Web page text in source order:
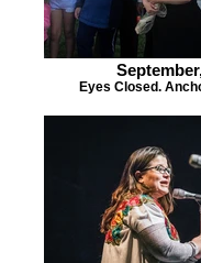
Eyes Closed.